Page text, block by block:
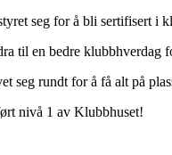
seg for å bli sertifisert i
til en bedre
seg rundt for å få alt på
nivå 1 av Klubbhuset!